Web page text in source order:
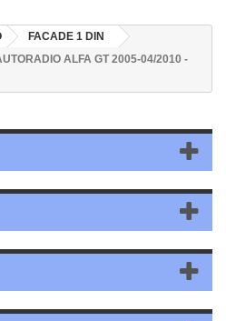
FACADE 1 DIN
ALFA GT 2005-04/2010 -